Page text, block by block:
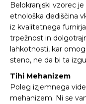
Belokranjski vzorec
etnološka dediščina
iz kvalitetnega
trpežnost in
lahkotnosti, kar
steno, ne da bi ta
Tihi Mehanizem
Poleg izjemnega
mehanizem. Ni se